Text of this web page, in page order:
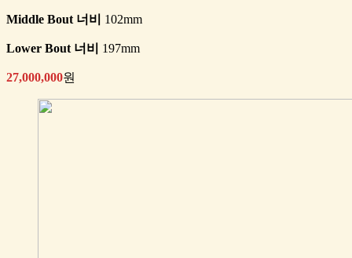
Middle Bout 너비 102mm
Lower Bout 너비 197mm
27,000,000원